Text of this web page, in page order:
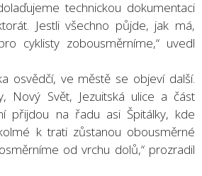
technickou dokumentaci
Jestli všechno půjde, jak má,
cyklisty zobousměrníme,“ uvedl
osvědčí, ve městě se objeví další.
Nový Svět, Jezuitská ulice a část
přijdou na řadu asi Špitálky, kde
k trati zůstanou obousměrné
od vrchu dolů,“ prozradil